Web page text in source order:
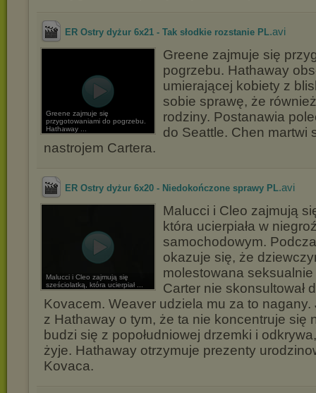
ER Ostry dyżur 6x21 - Tak słodkie rozstanie PL.avi
Greene zajmuje się
przygotowaniami do pogrzebu.
Hathaway ...
Greene zajmuje się
pogrzebu. Hathaway
umierającej kobiety z
sobie sprawę, że
rodziny. Postanawia
do Seattle. Chen martwi
nastrojem Cartera.
ER Ostry dyżur 6x20 - Niedokończone sprawy PL.avi
Malucci i Cleo zajmują się
sześciolatką, która ucierpiał ...
Malucci i Cleo zajmują
która ucierpiała w
samochodowym.
okazuje się, że
molestowana
Carter nie skonsultował
Kovacem. Weaver udziela mu za to
z Hathaway o tym, że ta nie koncentruje się
budzi się z popołudniowej drzemki i
żyje. Hathaway otrzymuje prezenty
Kovaca.